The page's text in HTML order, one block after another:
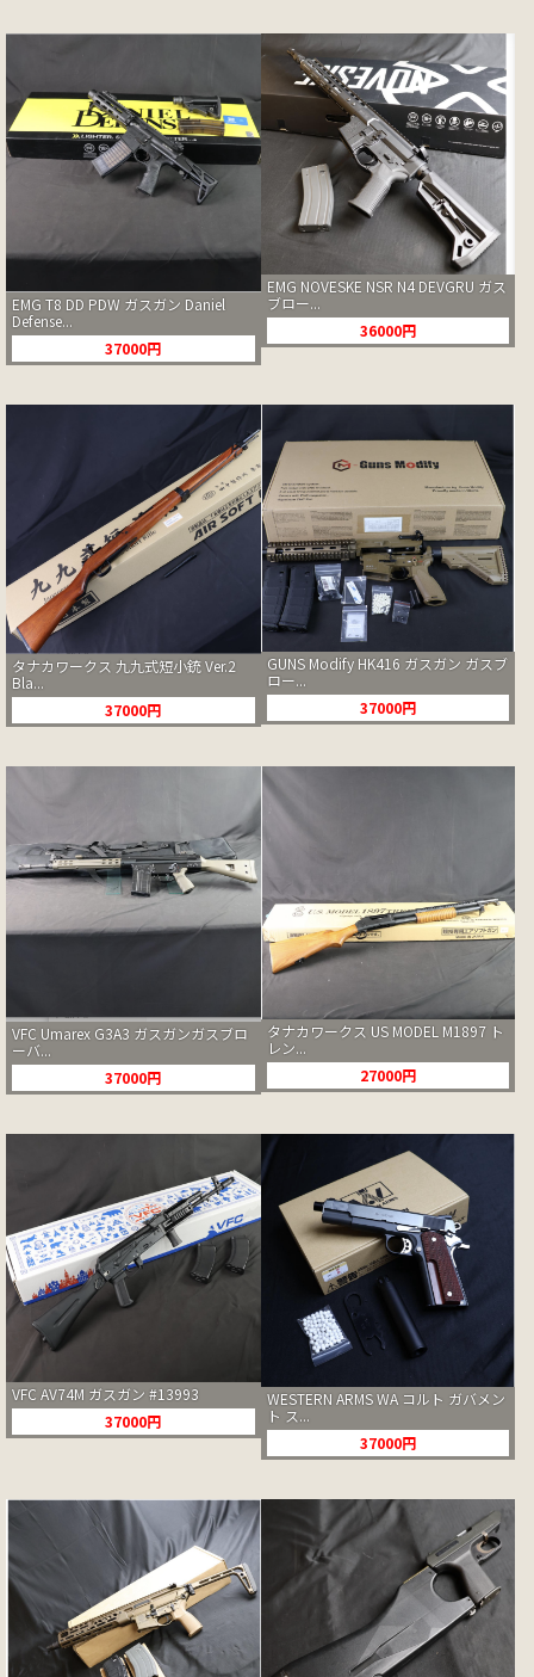
EMG T8 DD PDW ガスガン Daniel
Defense...
37000円
EMG NOVESKE NSR N4 DEVGRU ガス
ブロー...
36000円
タナカワークス 九九式短小銃 Ver.2
Bla...
37000円
GUNS Modify HK416 ガスガン ガスブ
ロー...
37000円
VFC Umarex G3A3 ガスガンガスブロ
ーバ...
37000円
タナカワークス US MODEL M1897 ト
レン...
27000円
VFC AV74M ガスガン #13993
37000円
WESTERN ARMS WA コルト ガバメン
ト ス...
37000円